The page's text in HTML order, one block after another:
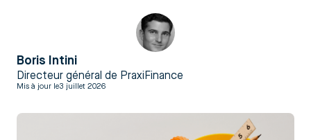
Boris Intini
Directeur général de PraxiFinance
Mis à jour le3 juillet 2026